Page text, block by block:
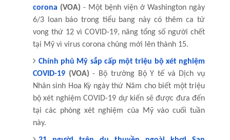
corona (VOA) - Một bệnh viện ở Washington ngày
6/3 loan báo trong tiểu bang này có thêm ca tử
vong thứ 12 vì COVID-19, nâng tổng số người chết
tại Mỹ vì virus corona chủng mới lên thành 15.
Chính phủ Mỹ sắp cấp một triệu bộ xét nghiệm
COVID-19 (VOA)- Bộ trưởng Bộ Y tế và Dịch vụ
Nhân sinh Hoa Kỳ ngày thứ Năm cho biết một triệu
bộ xét nghiệm COVID-19 dự kiến sẽ được đưa đến
tại các phòng xét nghiệm của Mỹ vào cuối tuần
này.